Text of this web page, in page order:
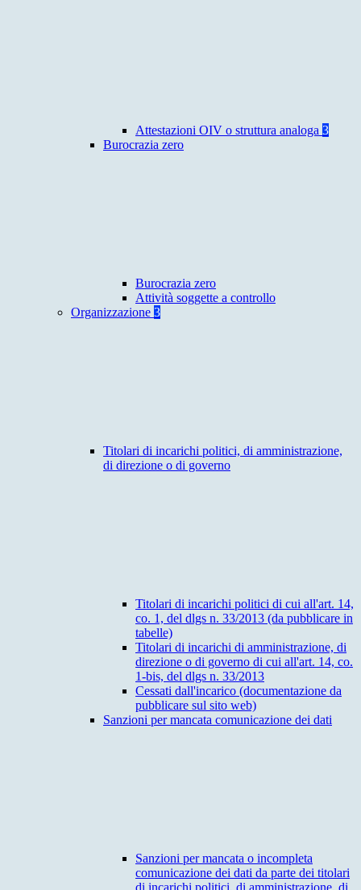
Attestazioni OIV o struttura analoga 3
Burocrazia zero
Burocrazia zero
Attività soggette a controllo
Organizzazione 3
Titolari di incarichi politici, di amministrazione,
di direzione o di governo
Titolari di incarichi politici di cui all'art. 14,
co. 1, del dlgs n. 33/2013 (da pubblicare in
tabelle)
Titolari di incarichi di amministrazione, di
direzione o di governo di cui all'art. 14, co.
1-bis, del dlgs n. 33/2013
Cessati dall'incarico (documentazione da
pubblicare sul sito web)
Sanzioni per mancata comunicazione dei dati
Sanzioni per mancata o incompleta
comunicazione dei dati da parte dei titolari